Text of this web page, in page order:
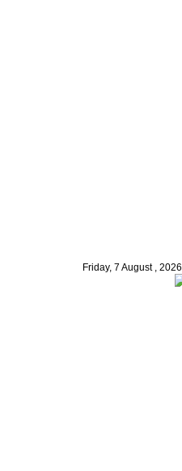
Friday, 7 August , 2026